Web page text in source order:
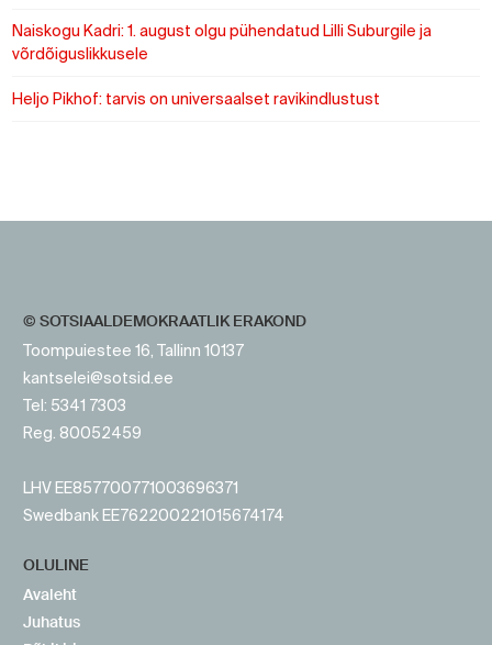
Naiskogu Kadri: 1. august olgu pühendatud Lilli Suburgile ja
võrdõiguslikkusele
Heljo Pikhof: tarvis on universaalset ravikindlustust
© SOTSIAALDEMOKRAATLIK ERAKOND
Toompuiestee 16, Tallinn 10137
kantselei@sotsid.ee
Tel: 5341 7303
Reg. 80052459
LHV EE857700771003696371
Swedbank EE762200221015674174
OLULINE
Avaleht
Juhatus